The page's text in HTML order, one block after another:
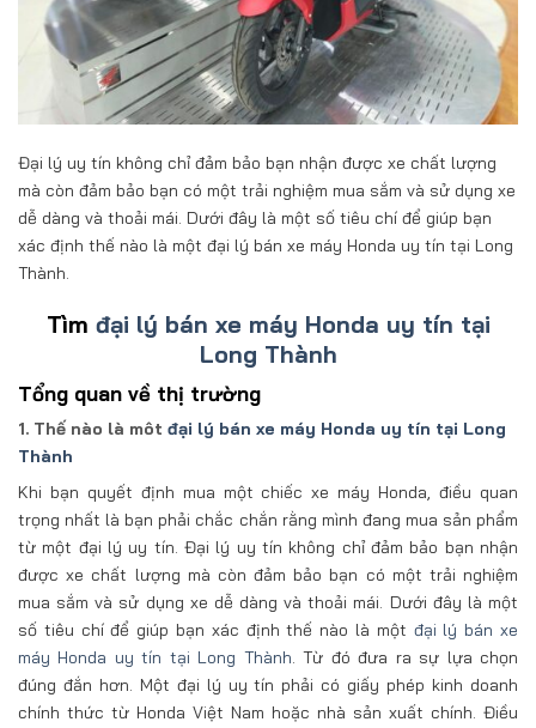
Đại lý uy tín không chỉ đảm bảo bạn nhận được xe chất lượng
mà còn đảm bảo bạn có một trải nghiệm mua sắm và sử dụng xe
dễ dàng và thoải mái. Dưới đây là một số tiêu chí để giúp bạn
xác định thế nào là một đại lý bán xe máy Honda uy tín tại Long
Thành.
Tìm đại lý bán xe máy Honda uy tín tại
Long Thành
Tổng quan về thị trường
1. Thế nào là môt đại lý bán xe máy Honda uy tín tại Long
Thành
Khi bạn quyết định mua một chiếc xe máy Honda, điều quan
trọng nhất là bạn phải chắc chắn rằng mình đang mua sản phẩm
từ một đại lý uy tín. Đại lý uy tín không chỉ đảm bảo bạn nhận
được xe chất lượng mà còn đảm bảo bạn có một trải nghiệm
mua sắm và sử dụng xe dễ dàng và thoải mái. Dưới đây là một
số tiêu chí để giúp bạn xác định thế nào là một đại lý bán xe
máy Honda uy tín tại Long Thành. Từ đó đưa ra sự lựa chọn
đúng đắn hơn. Một đại lý uy tín phải có giấy phép kinh doanh
chính thức từ Honda Việt Nam hoặc nhà sản xuất chính. Điều